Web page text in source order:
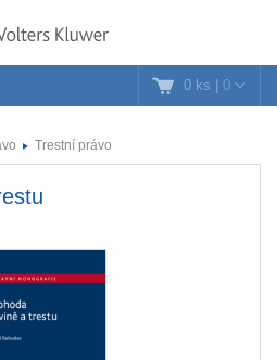
0 ks | 0
Trestní právo